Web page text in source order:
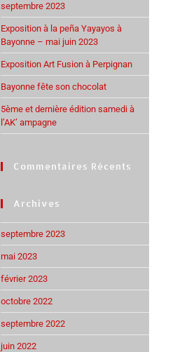
septembre 2023
Exposition à la peña Yayayos à
Bayonne – mai juin 2023
Exposition Art Fusion à Perpignan
Bayonne fête son chocolat
5ème et dernière édition samedi à
l’AK’ ampagne
Commentaires Récents
Archives
septembre 2023
mai 2023
février 2023
octobre 2022
septembre 2022
juin 2022